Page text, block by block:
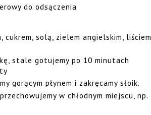
do odsączenia
solą, zielem angielskim, liściem
stale gotujemy po 10 minutach
gorącym płynem i zakręcamy słoik.
w chłodnym miejscu, np.